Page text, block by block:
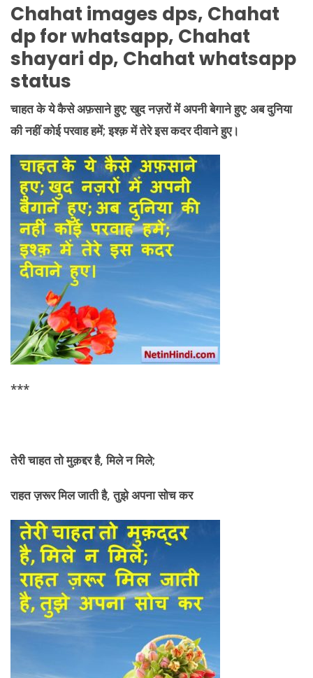
Chahat images dps, Chahat
dp for whatsapp, Chahat
shayari dp, Chahat whatsapp
status
चाहतके ये कैसे अफ़साने हुए; खुद नज़रों में अपनी बेगाने हुए; अब दुनिया
की नहीं कोई परवाह हमें; इश्क़ में तेरे इस कदर दीवाने हुए।
***
तेरीचाहत तो मुक़द्दर है, मिले न मिले;
राहत ज़रूर मिल जाती है, तुझे अपना सोच कर